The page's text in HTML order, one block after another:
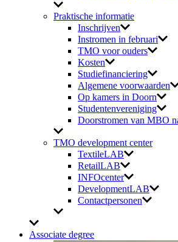
Praktische informatie
Inschrijven
Instromen in februari
TMO voor ouders
Kosten
Studiefinanciering
Algemene voorwaarden
Op kamers in Doorn
Studentenvereniging
Doorstromen van MBO
TMO development center
TextileLAB
RetailLAB
INFOcenter
DevelopmentLAB
Contactpersonen
Associate degree